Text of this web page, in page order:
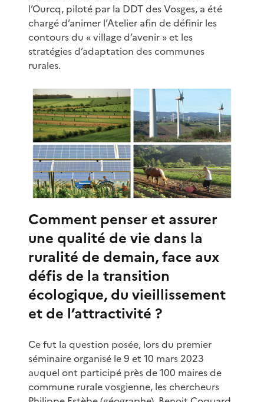
l’Ourcq, piloté par la DDT des Vosges, a été
chargé d’animer l’Atelier afin de définir les
contours du « village d’avenir » et les
stratégies d’adaptation des communes
rurales.
Comment penser et assurer
une qualité de vie dans la
ruralité de demain, face aux
défis de la transition
écologique, du vieillissement
et de l’attractivité ?
Ce fut la question posée, lors du premier
séminaire organisé le 9 et 10 mars 2023
auquel ont participé près de 100 maires de
commune rurale vosgienne, les chercheurs